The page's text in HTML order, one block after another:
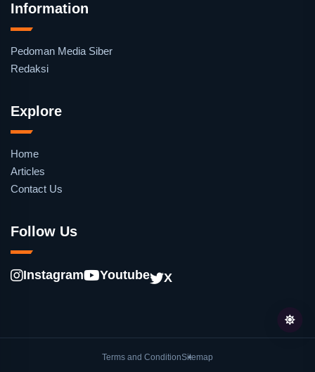
Information
Pedoman Media Siber
Redaksi
Explore
Home
Articles
Contact Us
Follow Us
Instagram Youtube X
Terms and ConditionSitemap